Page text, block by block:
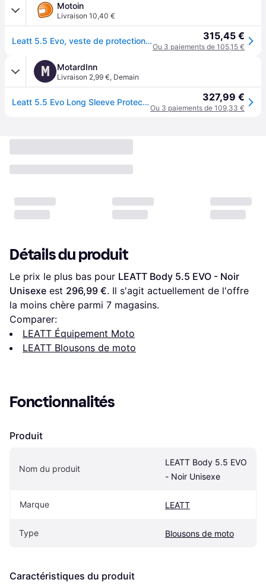
Motoin
Livraison 10,40 €
Leatt 5.5 Evo, veste de protection Niveau-1/2 , couleur: Noir/Rouge , taille: S 315,45 €
Ou 3 paiements de 105,15 €
M MotardInn
Livraison 2,99 €, Demain
Leatt 5.5 Evo Long Sleeve Protective Jacket Noir M 327,99 €
Ou 3 paiements de 109,33 €
Détails du produit
Le prix le plus bas pour LEATT Body 5.5 EVO - Noir
Unisexe est 296,99 €. Il s'agit actuellement de l'offre
la moins chère parmi 7 magasins.
Comparer:
LEATT Équipement Moto
LEATT Blousons de moto
Fonctionnalités
Produit
Nom du produit
LEATT Body 5.5 EVO
- Noir Unisexe
Marque LEATT
Type Blousons de moto
Caractéristiques du produit